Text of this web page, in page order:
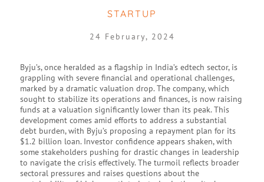
STARTUP
24 February, 2024
Byju’s, once heralded as a flagship in India’s edtech sector, is
grappling with severe financial and operational challenges,
marked by a dramatic valuation drop. The company, which
sought to stabilize its operations and finances, is now raising
funds at a valuation significantly lower than its peak. This
development comes amid efforts to address a substantial
debt burden, with Byju’s proposing a repayment plan for its
$1.2 billion loan. Investor confidence appears shaken, with
some stakeholders pushing for drastic changes in leadership
to navigate the crisis effectively. The turmoil reflects broader
sectoral pressures and raises questions about the